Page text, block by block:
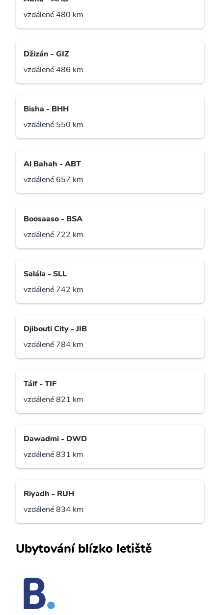
vzdálené 480 km
Džizán - GIZ
vzdálené 486 km
Bisha - BHH
vzdálené 550 km
Al Bahah - ABT
vzdálené 657 km
Boosaaso - BSA
vzdálené 722 km
Salála - SLL
vzdálené 742 km
Djibouti City - JIB
vzdálené 784 km
Táif - TIF
vzdálené 821 km
Dawadmi - DWD
vzdálené 831 km
Riyadh - RUH
vzdálené 834 km
Ubytování blízko letiště